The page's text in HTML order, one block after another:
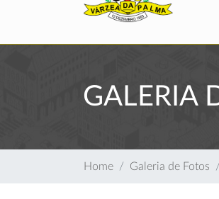
GALERIA
Home Galeria de Fotos